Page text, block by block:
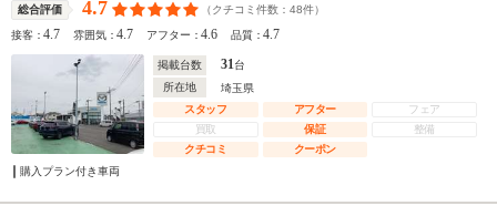
総合評価 4.7 （クチコミ件数： 48件）
接客：4.7 雰囲気：4.7 アフター：4.6 品質：4.7
掲載台数 31台
所在地
埼玉県
スタッフ
アフター
フェア
買取
保証
整備
クチコミ
クーポン
購入プラン付き車両